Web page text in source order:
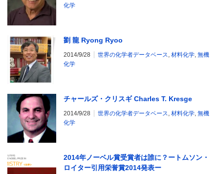
化学
劉 龍 Ryong Ryoo
2014/9/28 世界の化学者データベース 材料化学 無機
化学
チャールズ・クリスギ Charles T. Kresge
2014/9/28 世界の化学者データベース 材料化学 無機
化学
2014年ノーベル賞受賞者は誰に？ートムソン・
ロイター引用栄誉賞2014発表ー